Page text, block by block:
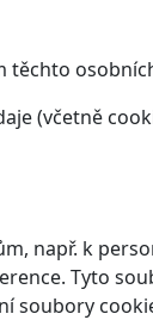
osobních
(včetně
např. k
Tyto